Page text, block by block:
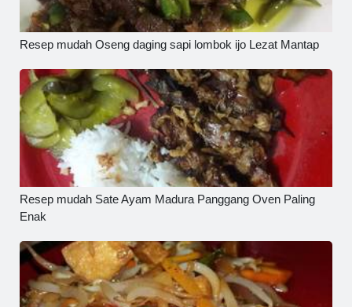
Resep mudah Oseng daging sapi lombok ijo Lezat Mantap
Resep mudah Sate Ayam Madura Panggang Oven Paling
Enak